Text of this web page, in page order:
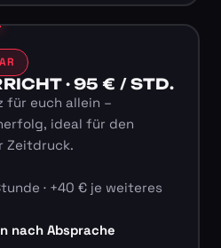
· 95 € / STD.
für euch allein –
ideal für den
Zeitdruck.
· +40 € je weiteres
nach Absprache